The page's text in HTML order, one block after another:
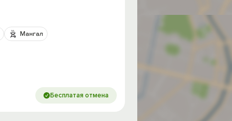
Мангал
Бесплатая отмена